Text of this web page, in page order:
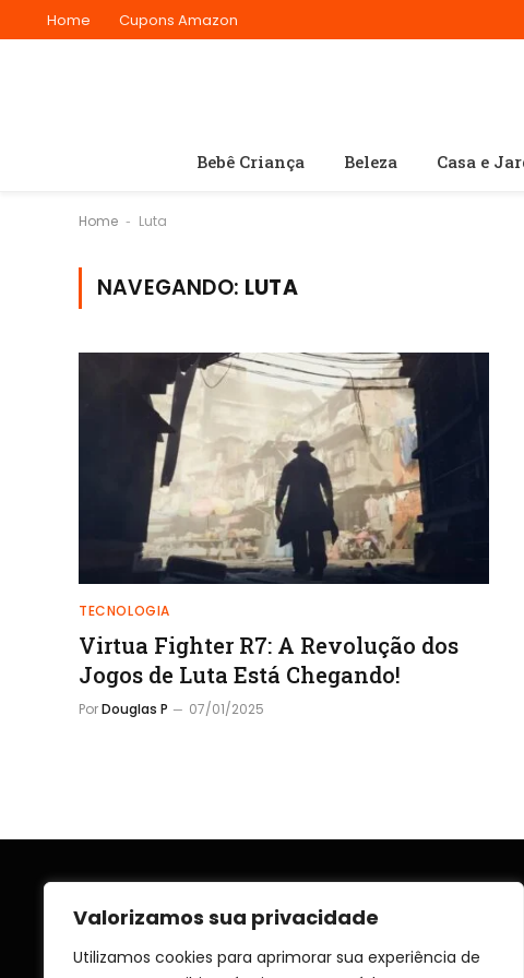
Valorizamos sua privacidade
Utilizamos cookies para aprimorar sua experiência de
Home Cupons Amazon
Bebê Criança Beleza Casa e
Home - Luta
NAVEGANDO: LUTA
TECNOLOGIA
Virtua Fighter R7: A Revolução dos
Jogos de Luta Está Chegando!
PorDouglas P 07/01/2025